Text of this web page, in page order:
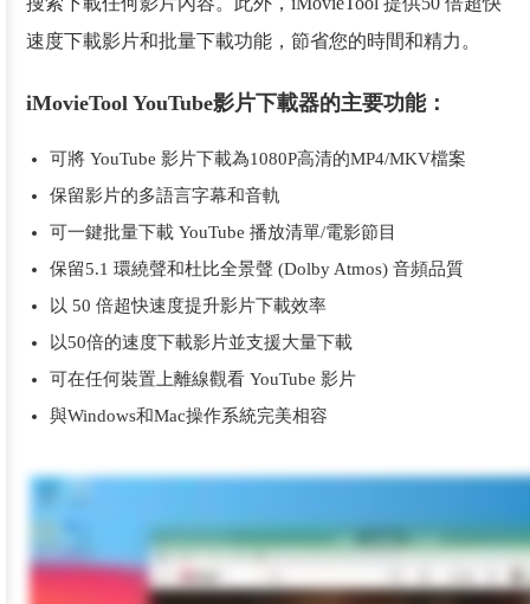
速度下載影片和批量下載功能，節省您的時間和精力。
iMovieTool YouTube影片下載器的主要功能：
可將 YouTube 影片下載為1080P高清的MP4/MKV檔案
保留影片的多語言字幕和音軌
可一鍵批量下載 YouTube 播放清單/電影節目
保留5.1 環繞聲和杜比全景聲 (Dolby Atmos) 音頻品質
以 50 倍超快速度提升影片下載效率
以50倍的速度下載影片並支援大量下載
可在任何裝置上離線觀看 YouTube 影片
與Windows和Mac操作系統完美相容